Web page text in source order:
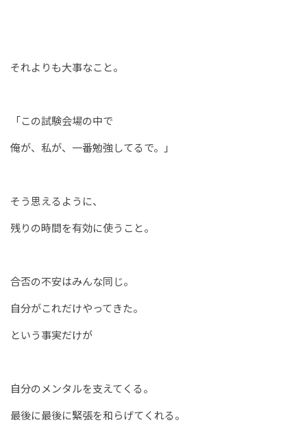
それよりも大事なこと。
「この試験会場の中で
俺が、私が、一番勉強してるで。」
そう思えるように、
残りの時間を有効に使うこと。
合否の不安はみんな同じ。
自分がこれだけやってきた。
という事実だけが
自分のメンタルを支えてくる。
最後に最後に緊張を和らげてくれる。